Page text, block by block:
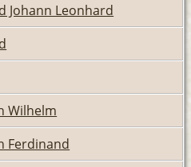
Johann Leonhard
Wilhelm
Ferdinand